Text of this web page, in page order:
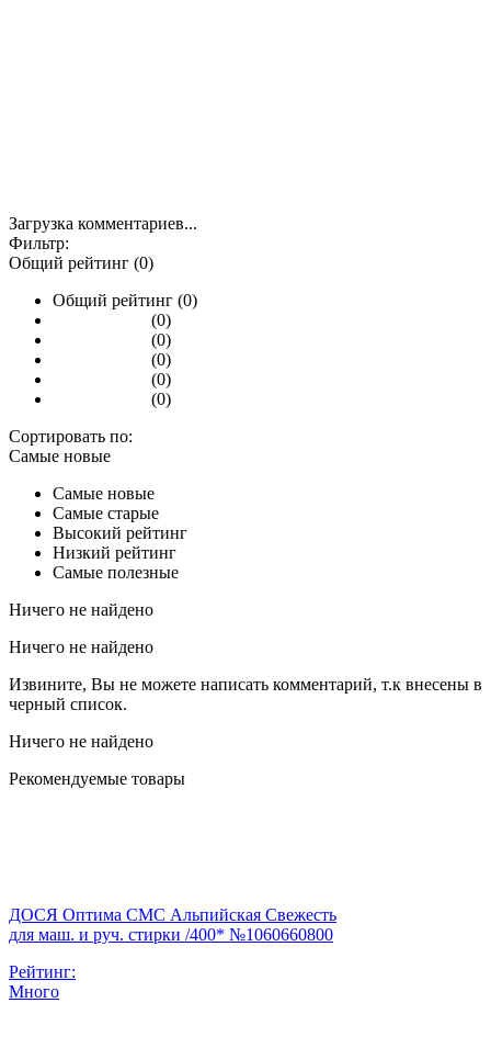
Загрузка комментариев...
Фильтр:
Общий рейтинг (0)
Общий рейтинг (0)
(0)
(0)
(0)
(0)
(0)
Сортировать по:
Самые новые
Самые новые
Самые старые
Высокий рейтинг
Низкий рейтинг
Самые полезные
Ничего не найдено
Ничего не найдено
Извините, Вы не можете написать комментарий, т.к внесены в
черный список.
Ничего не найдено
Рекомендуемые товары
ДОСЯ Оптима СМС Альпийская Свежесть
для маш. и руч. стирки /400* №1060660800
Рейтинг:
Много